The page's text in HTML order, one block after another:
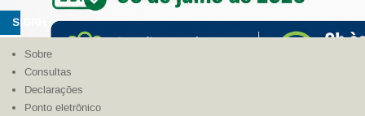
SIGRH
Sobre
Consultas
Declarações
Ponto eletrônico